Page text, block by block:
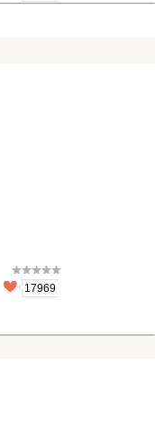
17969